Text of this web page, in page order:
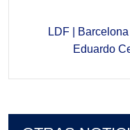
LDF |
Eduardo